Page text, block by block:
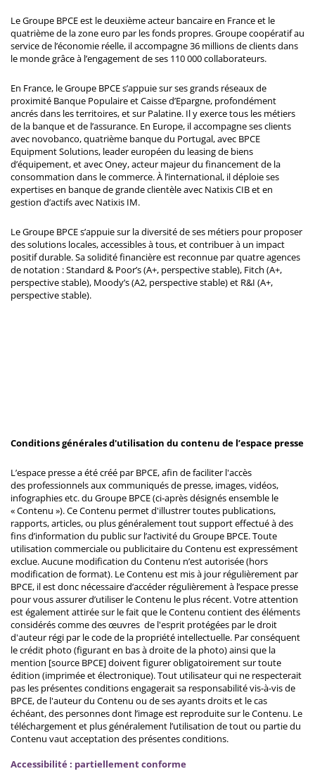
Le Groupe BPCE est le deuxième acteur bancaire en France et le
quatrième de la zone euro par les fonds propres. Groupe coopératif au
service de l’économie réelle, il accompagne 36 millions de clients dans
le monde grâce à l’engagement de ses 110 000 collaborateurs.
En France, le Groupe BPCE s’appuie sur ses grands réseaux de
proximité Banque Populaire et Caisse d’Epargne, profondément
ancrés dans les territoires, et sur Palatine. Il y exerce tous les métiers
de la banque et de l’assurance. En Europe, il accompagne ses clients
avec novobanco, quatrième banque du Portugal, avec BPCE
Equipment Solutions, leader européen du leasing de biens
d’équipement, et avec Oney, acteur majeur du financement de la
consommation dans le commerce. À l’international, il déploie ses
expertises en banque de grande clientèle avec Natixis CIB et en
gestion d’actifs avec Natixis IM.
Le Groupe BPCE s’appuie sur la diversité de ses métiers pour proposer
des solutions locales, accessibles à tous, et contribuer à un impact
positif durable. Sa solidité financière est reconnue par quatre agences
de notation : Standard & Poor’s (A+, perspective stable), Fitch (A+,
perspective stable), Moody’s (A2, perspective stable) et R&I (A+,
perspective stable).
Conditions générales d'utilisation du contenu de l’espace presse
L’espace presse a été créé par BPCE, afin de faciliter l'accès
des professionnels aux communiqués de presse, images, vidéos,
infographies etc. du Groupe BPCE (ci-après désignés ensemble le
« Contenu »). Ce Contenu permet d'illustrer toutes publications,
rapports, articles, ou plus généralement tout support effectué à des
fins d’information du public sur l’activité du Groupe BPCE. Toute
utilisation commerciale ou publicitaire du Contenu est expressément
exclue. Aucune modification du Contenu n’est autorisée (hors
modification de format). Le Contenu est mis à jour régulièrement par
BPCE, il est donc nécessaire d’accéder régulièrement à l’espace presse
pour vous assurer d’utiliser le Contenu le plus récent. Votre attention
est également attirée sur le fait que le Contenu contient des éléments
considérés comme des œuvres de l'esprit protégées par le droit
d'auteur régi par le code de la propriété intellectuelle. Par conséquent
le crédit photo (figurant en bas à droite de la photo) ainsi que la
mention [source BPCE] doivent figurer obligatoirement sur toute
édition (imprimée et électronique). Tout utilisateur qui ne respecterait
pas les présentes conditions engagerait sa responsabilité vis-à-vis de
BPCE, de l'auteur du Contenu ou de ses ayants droits et le cas
échéant, des personnes dont l’image est reproduite sur le Contenu. Le
téléchargement et plus généralement l’utilisation de tout ou partie du
Contenu vaut acceptation des présentes conditions.
Accessibilité : partiellement conforme